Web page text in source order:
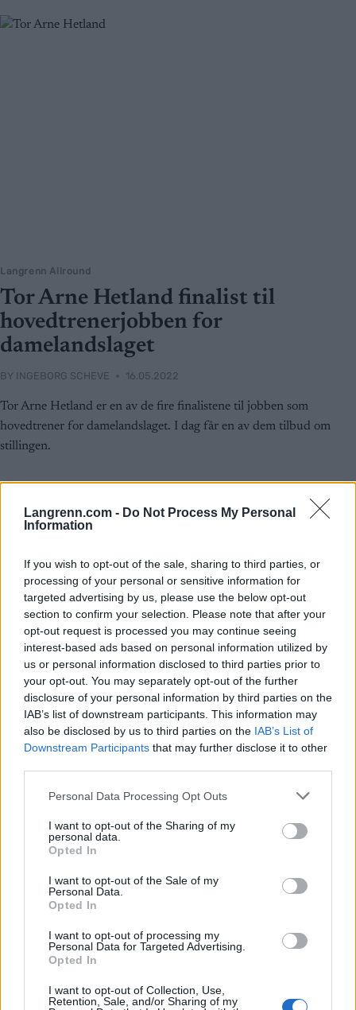
Langrenn.com - Do Not Process My Personal
Information
If you wish to opt-out of the sale, sharing to third parties, or
processing of your personal or sensitive information for
targeted advertising by us, please use the below opt-out
section to confirm your selection. Please note that after your
opt-out request is processed you may continue seeing
interest-based ads based on personal information utilized by
us or personal information disclosed to third parties prior to
your opt-out. You may separately opt-out of the further
disclosure of your personal information by third parties on the
IAB’s list of downstream participants. This information may
also be disclosed by us to third parties on the IAB’s List of
Downstream Participants that may further disclose it to other
Please note that this website/app uses one or more Google
not limited to your visit or usage behaviour. You may click to
grant or deny consent to Google and its third-party tags to
use your data for below specified purposes in below Google
consent section.
Personal Data Processing Opt Outs
I want to opt-out of the Sharing of my
personal data.
Opted In
I want to opt-out of the Sale of my
Personal Data.
Opted In
I want to opt-out of processing my
Personal Data for Targeted Advertising.
Opted In
I want to opt-out of Collection, Use,
Retention, Sale, and/or Sharing of my
Langrenn Allround
Tor Arne Hetland finalist til
hovedtrenerjobben for
damelandslaget
BY INGEBORG SCHEVE 16.05.2022
Tor Arne Hetland er en av de fire finalistene til jobben som
hovedtrener for damelandslaget. I dag får en av dem tilbud om
stillingen.
trener for kvinnenes elitelandslag
INGEBORG SCHEVE
overta jobben som hovedtrener for kvinnenes elitelandslag etter
Ole Morten Iversen. 16. mai vil en av dem få tilbud om stillingen.
Svarstad og Hans Kristian Stadheim, ifølge Adresseavisen. Kveen…